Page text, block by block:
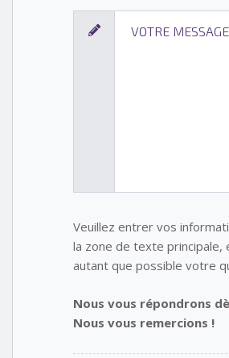
Veuillez entrer vos
la zone de texte principale,
autant que possible votre
Nous vous répondrons
Nous vous remercions !